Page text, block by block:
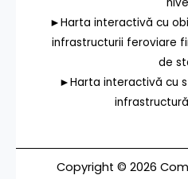
►Harta interactivă cu
infrastructurii feroviare
de
►Harta interactivă cu
Copyright © 2026